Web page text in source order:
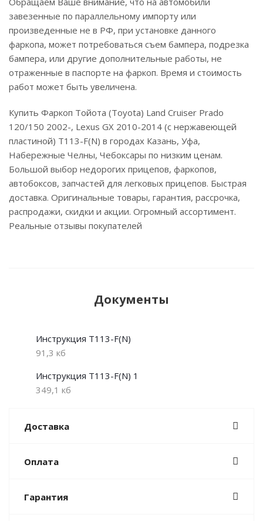
завезенные по параллельному импорту или
произведенные не в РФ, при установке данного
фаркопа, может потребоваться съем бампера, подрезка
бампера, или другие дополнительные работы, не
отраженные в паспорте на фаркоп. Время и стоимость
работ может быть увеличена.
Купить Фаркоп Тойота (Toyota) Land Cruiser Prado
120/150 2002-, Lexus GX 2010-2014 (с нержавеющей
пластиной) T113-F(N) в городах Казань, Уфа,
Набережные Челны, Чебоксары по низким ценам.
Большой выбор недорогих прицепов, фаркопов,
автобоксов, запчастей для легковых прицепов. Быстрая
доставка. Оригинальные товары, гарантия, рассрочка,
распродажи, скидки и акции. Огромный ассортимент.
Реальные отзывы покупателей
Документы
Инструкция T113-F(N)
91,3 кб
Инструкция T113-F(N) 1
349,1 кб
Доставка
Оплата
Гарантия